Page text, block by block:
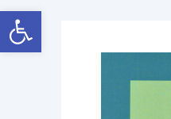
Open toolbar